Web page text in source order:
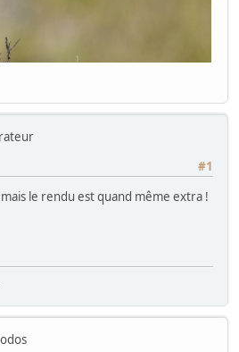
#1
le rendu est quand même extra !